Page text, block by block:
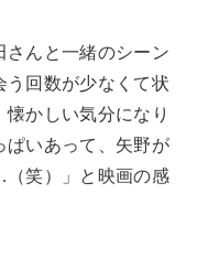
さんと一緒のシーン
う回数が少なくて状
かしい気分になり
ぱいあって、矢野が
笑）」と映画の感